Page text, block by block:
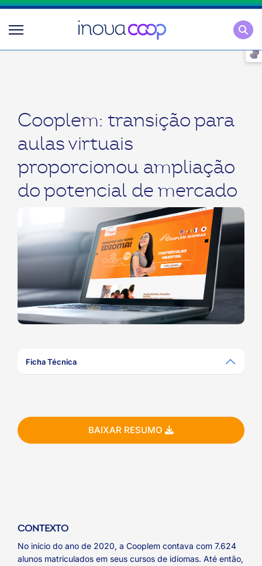
Cooplem: transição para
aulas virtuais
proporcionou ampliação
do potencial de mercado
Ficha Técnica
BAIXAR RESUMO
CONTEXTO
No início do ano de 2020, a Cooplem contava com 7.624
alunos matriculados em seus cursos de idiomas. Até então,